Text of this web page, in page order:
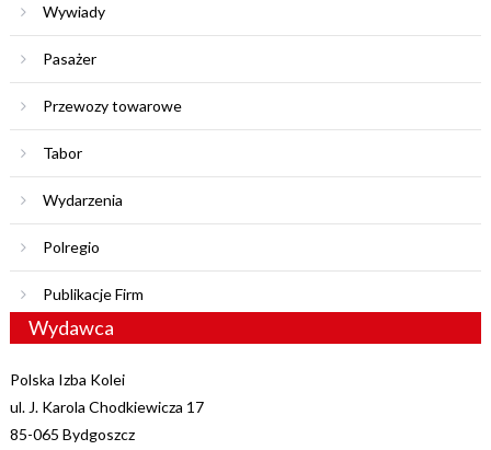
Wywiady
Pasażer
Przewozy towarowe
Tabor
Wydarzenia
Polregio
Publikacje Firm
Wydawca
Polska Izba Kolei
ul. J. Karola Chodkiewicza 17
85-065 Bydgoszcz